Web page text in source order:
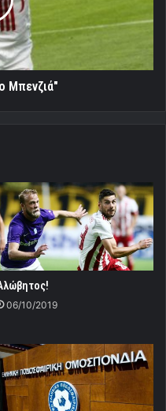
Μπενζιά"
06/10/2019